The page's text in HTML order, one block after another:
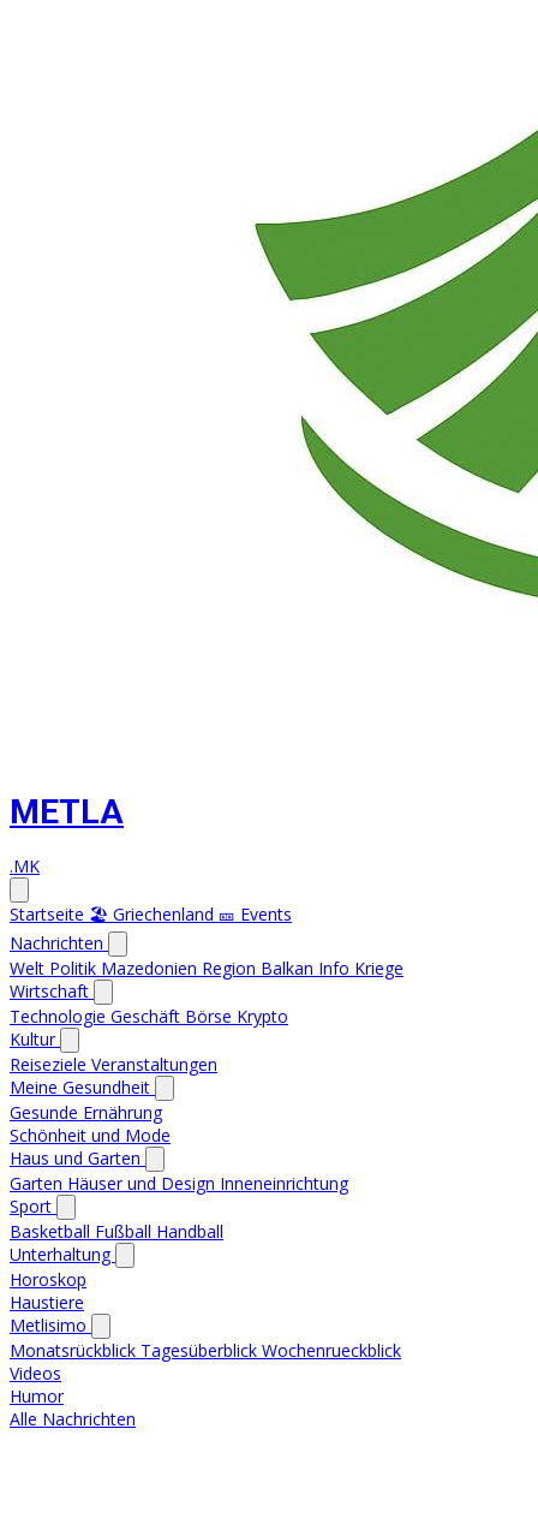
METLA
.MK
Startseite 🏖️ Griechenland 🎫 Events
Nachrichten
Welt Politik Mazedonien Region Balkan Info Kriege
Wirtschaft
Technologie Geschäft Börse Krypto
Kultur
Reiseziele Veranstaltungen
Meine Gesundheit
Gesunde Ernährung
Schönheit und Mode
Haus und Garten
Garten Häuser und Design Inneneinrichtung
Sport
Basketball Fußball Handball
Unterhaltung
Horoskop
Haustiere
Metlisimo
Monatsrückblick Tagesüberblick Wochenrueckblick
Videos
Humor
Alle Nachrichten